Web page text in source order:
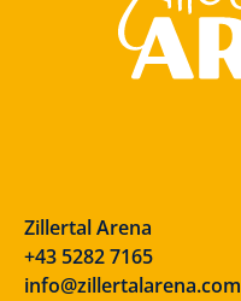
Zillertal Arena
+43 5282 7165
info@zillertalarena.com